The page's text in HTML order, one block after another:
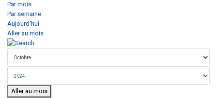
Par mois
Par semaine
Aujourd'hui
Aller au mois
Aller au mois